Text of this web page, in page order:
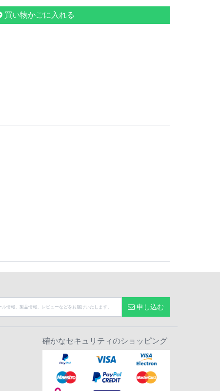
買い物かごに入れる
申し込む
確かなセキュリティのショッピング